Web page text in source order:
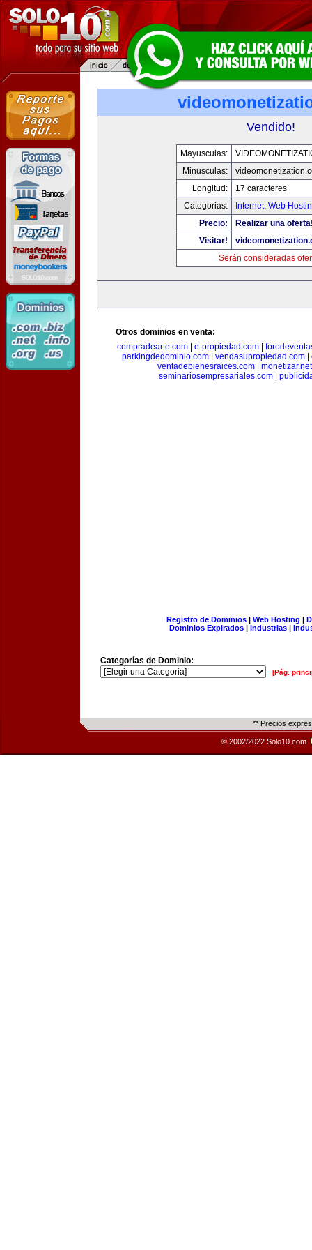
Vendido!
Mayusculas:
Minusculas:
Longitud:
17 caracteres
Categorias:
Internet, Web
Precio:
Realizar una
Visitar!
Serán consideradas
Otros dominios en venta:
compradearte.com
e-propiedad.com
parkingdedominio.com| vendasupropiedad.com|
ventadebienesraices.com
monetizar.net
seminariosempresariales.com
Registro de Dominios| Web Hosting |
Dominios Expirados | Industrias |
Categorías de Dominio:
[Pág.
** Precios
© 2002/2022 Solo10.com